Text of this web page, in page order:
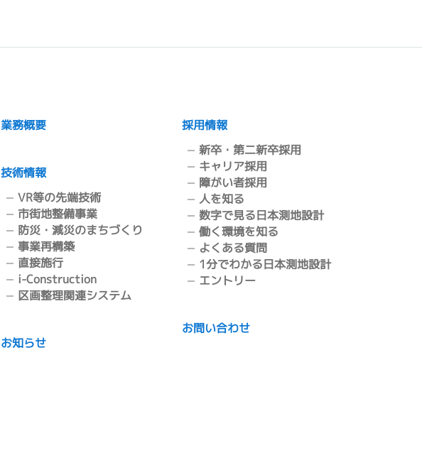
業務概要
技術情報
VR等の先端技術
市街地整備事業
防災・減災のまちづくり
事業再構築
直接施行
i-Construction
区画整理関連システム
お知らせ
採用情報
新卒・第二新卒採用
キャリア採用
障がい者採用
人を知る
数字で見る日本測地設計
働く環境を知る
よくある質問
1分でわかる日本測地設計
エントリー
お問い合わせ